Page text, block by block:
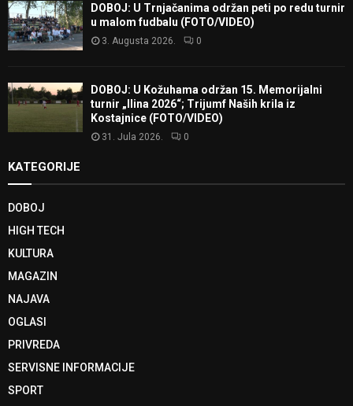
DOBOJ: U Trnjačanima održan peti po redu turnir
u malom fudbalu (FOTO/VIDEO)
3. Augusta 2026. 0
DOBOJ: U Kožuhama održan 15. Memorijalni
turnir „Ilina 2026“; Trijumf Naših krila iz
Kostajnice (FOTO/VIDEO)
31. Jula 2026. 0
KATEGORIJE
DOBOJ
HIGH TECH
KULTURA
MAGAZIN
NAJAVA
OGLASI
PRIVREDA
SERVISNE INFORMACIJE
SPORT